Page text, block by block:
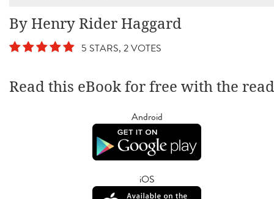
By Henry Rider Haggard
5 STARS, 2 VOTES
Read this eBook for free with the
Android
iOS